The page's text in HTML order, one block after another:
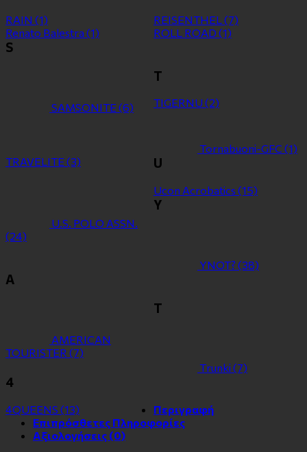
RAIN (1) REISENTHEL(7)
Renato Balestra (1) ROLL ROAD (1)
S
SAMSONITE (6)
T
TIGERNU (2)
Tornabuoni-GFC (1)
TRAVELITE (3) U
U.S. POLO ASSN.
(24)
Ucon Acrobatics (15)
Y
YNOT? (38)
Α
ΑMERICAN
TOURISTER (7)
Τ
Τrunki (7)
4
4QUEENS (13)
Περιγραφή
Επιπρόσθετες Πληροφορίες
Αξιολογήσεις (0)